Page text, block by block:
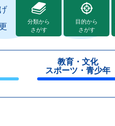
分類から
さがす
目的から
さがす
教育・文化
スポーツ・青少年
じ